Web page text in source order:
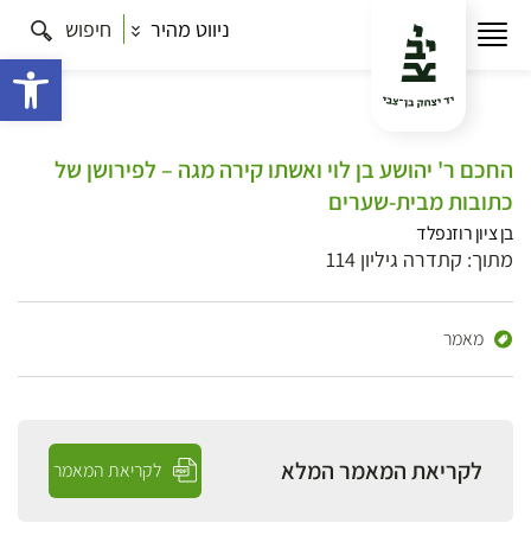
ניווט מהיר חיפוש
החכם ר' יהושע בן לוי ואשתו קירה מגה – לפירושן של
כתובות מבית-שערים
בן ציון רוזנפלד
מתוך: קתדרה גיליון 114
מאמר
לקריאת המאמר המלא לקריאת המאמר